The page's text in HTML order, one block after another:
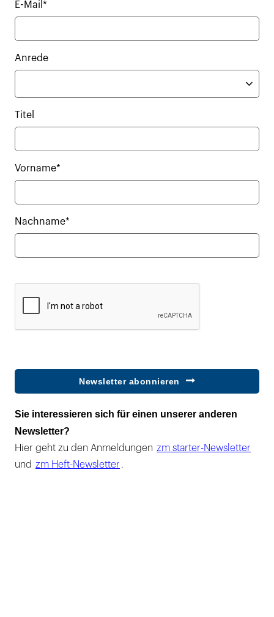
E-Mail*
Anrede
Titel
Vorname*
Nachname*
Newsletter abonnieren
Sie interessieren sich für einen unserer anderen
Newsletter?
Hier geht zu den Anmeldungen zm starter-Newsletter
und zm Heft-Newsletter .